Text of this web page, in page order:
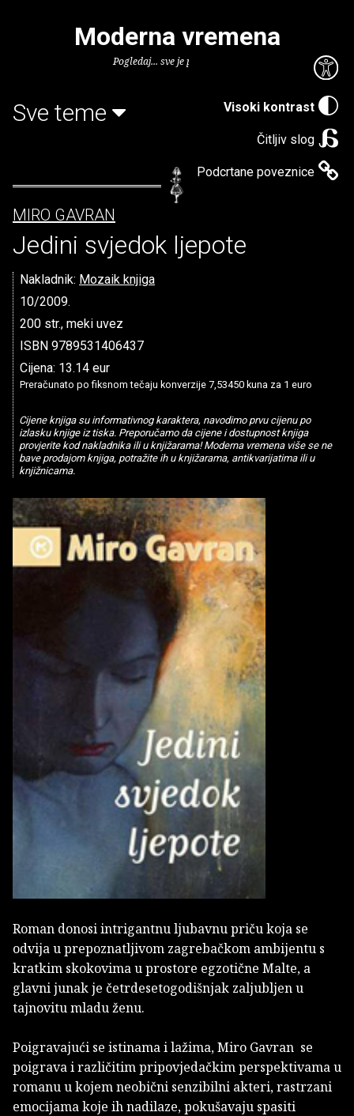
Visoki kontrast
Čitljiv slog
Podcrtane poveznice
Moderna vremena
Pogledaj... sve je puno knjiga.
Sve teme
MIRO GAVRAN
Jedini svjedok ljepote
Nakladnik: Mozaik knjiga
10/2009.
200 str., meki uvez
ISBN 9789531406437
Cijena: 13.14 eur
Preračunato po fiksnom tečaju konverzije 7,53450 kuna za 1 euro
Cijene knjiga su informativnog karaktera, navodimo prvu cijenu po
izlasku knjige iz tiska. Preporučamo da cijene i dostupnost knjiga
provjerite kod nakladnika ili u knjižarama! Moderna vremena više se ne
bave prodajom knjiga, potražite ih u knjižarama, antikvarijatima ili u
knjižnicama.
Roman donosi intrigantnu ljubavnu priču koja se
odvija u prepoznatljivom zagrebačkom ambijentu s
kratkim skokovima u prostore egzotične Malte, a
glavni junak je četrdesetogodišnjak zaljubljen u
tajnovitu mladu ženu.
Poigravajući se istinama i lažima, Miro Gavran se
poigrava i različitim pripovjedačkim perspektivama u
romanu u kojem neobični senzibilni akteri, rastrzani
emocijama koje ih nadilaze, pokušavaju spasiti